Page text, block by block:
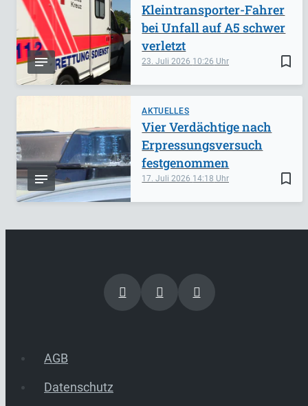
bookmark_border
23. Juli 2026 10:26
Kleintransporter-Fahrer
bei Unfall auf A5 schwer
verletzt
AKTUELLES
bookmark_border
17. Juli 2026 14:18
Vier Verdächtige nach
Erpressungsversuch
festgenommen
AGB
Datenschutz